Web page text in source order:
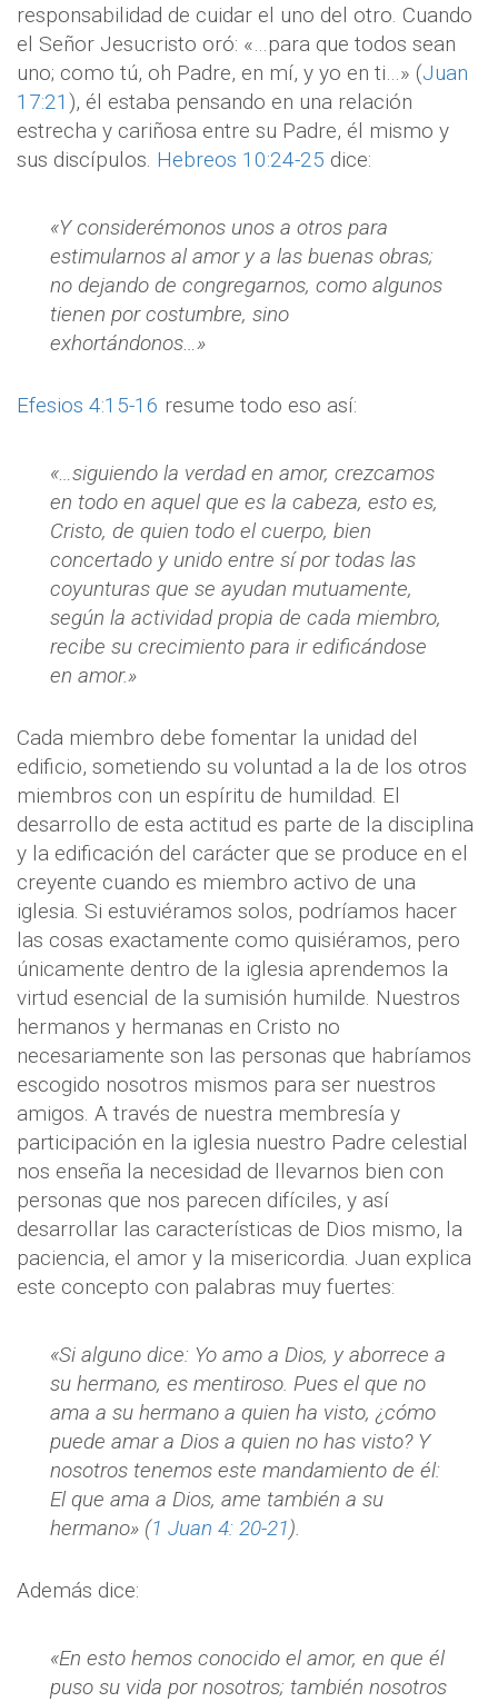
responsabilidad de cuidar el uno del otro. Cuando
el Señor Jesucristo oró: «…para que todos sean
uno; como tú, oh Padre, en mí, y yo en ti…» (Juan
17:21 ), él estaba pensando en una relación
estrecha y cariñosa entre su Padre, él mismo y
sus discípulos. Hebreos 10:24-25 dice:
«Y considerémonos unos a otros para
estimularnos al amor y a las buenas obras;
no dejando de congregarnos, como algunos
tienen por costumbre, sino
exhortándonos…»
Efesios 4:15-16 resume todo eso así:
«…siguiendo la verdad en amor, crezcamos
en todo en aquel que es la cabeza, esto es,
Cristo, de quien todo el cuerpo, bien
concertado y unido entre sí por todas las
coyunturas que se ayudan mutuamente,
según la actividad propia de cada miembro,
recibe su crecimiento para ir edificándose
en amor.»
Cada miembro debe fomentar la unidad del
edificio, sometiendo su voluntad a la de los otros
miembros con un espíritu de humildad. El
desarrollo de esta actitud es parte de la disciplina
y la edificación del carácter que se produce en el
creyente cuando es miembro activo de una
iglesia. Si estuviéramos solos, podríamos hacer
las cosas exactamente como quisiéramos, pero
únicamente dentro de la iglesia aprendemos la
virtud esencial de la sumisión humilde. Nuestros
hermanos y hermanas en Cristo no
necesariamente son las personas que habríamos
escogido nosotros mismos para ser nuestros
amigos. A través de nuestra membresía y
participación en la iglesia nuestro Padre celestial
nos enseña la necesidad de llevarnos bien con
personas que nos parecen difíciles, y así
desarrollar las características de Dios mismo, la
paciencia, el amor y la misericordia. Juan explica
este concepto con palabras muy fuertes:
«Si alguno dice: Yo amo a Dios, y aborrece a
su hermano, es mentiroso. Pues el que no
ama a su hermano a quien ha visto, ¿cómo
puede amar a Dios a quien no has visto? Y
nosotros tenemos este mandamiento de él:
El que ama a Dios, ame también a su
hermano» (1 Juan 4: 20-21).
Además dice:
«En esto hemos conocido el amor, en que él
puso su vida por nosotros; también nosotros